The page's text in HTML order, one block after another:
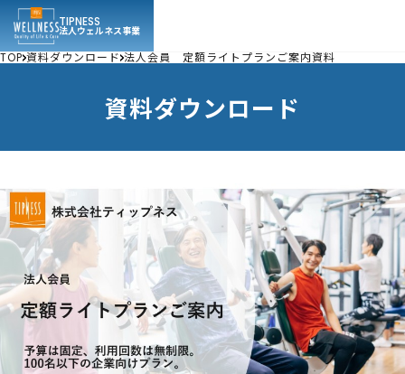
TIPNESS
法人ウェルネス事業
TOP 資料ダウンロード 法人会員 定額ライトプランご案内資料
資料ダウンロード